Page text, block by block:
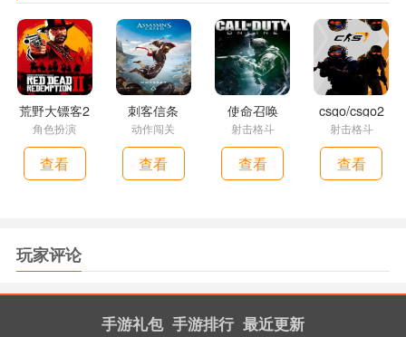
荒野大镖客2
角色扮演
查看
刺客信条
动作闯关
查看
使命召唤
射击格斗
查看
csgo/csgo2
射击格斗
查看
玩家评论
手游礼包 手游排行 最近更新